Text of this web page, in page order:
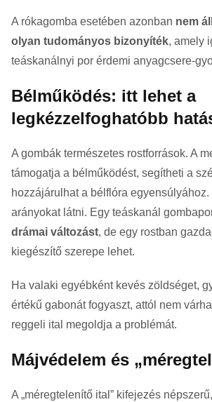
A rókagomba esetében azonban nem
olyan tudományos bizonyíték, amely
teáskanálnyi por érdemi anyagcsere-
Bélműködés: itt lehet a
legkézzelfoghatóbb
A gombák természetes rostforrások. A
támogatja a bélműködést, segítheti a
hozzájárulhat a bélflóra egyensúlyához.
arányokat látni. Egy teáskanál
drámai változást, de egy rostban
kiegészítő szerepe lehet.
Ha valaki egyébként kevés zöldséget,
értékű gabonát fogyaszt, attól nem
reggeli ital megoldja a problémát.
Májvédelem és
A „méregtelenítő ital” kifejezés